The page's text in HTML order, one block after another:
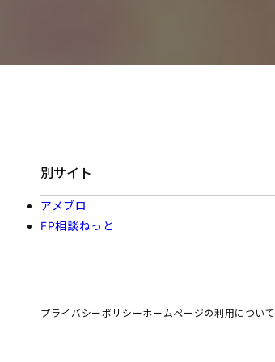
別サイト
アメブロ
FP相談ねっと
プライバシーポリシーホームページの利用について